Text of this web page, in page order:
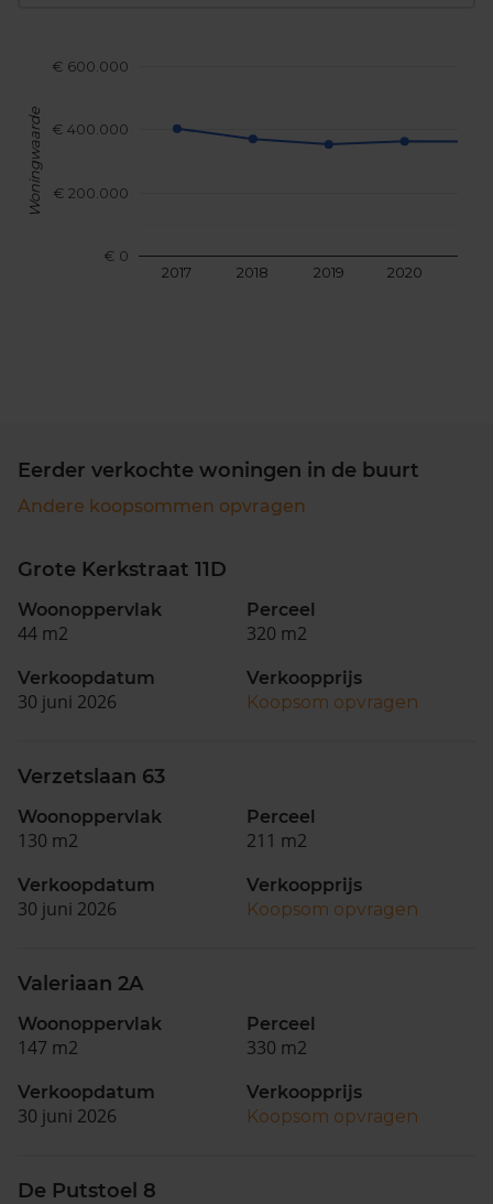
2017 2018 2019 2020
€ 0
€ 200.000
€ 400.000
€ 600.000
Woningwaarde
Eerder verkochte woningen in de buurt
Andere koopsommen opvragen
Grote Kerkstraat 11D
Woonoppervlak
44 m2
Perceel
320 m2
Verkoopdatum
30 juni 2026
Verkoopprijs
Koopsom opvragen
Verzetslaan 63
Woonoppervlak
130 m2
Perceel
211 m2
Verkoopdatum
30 juni 2026
Verkoopprijs
Koopsom opvragen
Valeriaan 2A
Woonoppervlak
147 m2
Perceel
330 m2
Verkoopdatum
30 juni 2026
Verkoopprijs
Koopsom opvragen
De Putstoel 8